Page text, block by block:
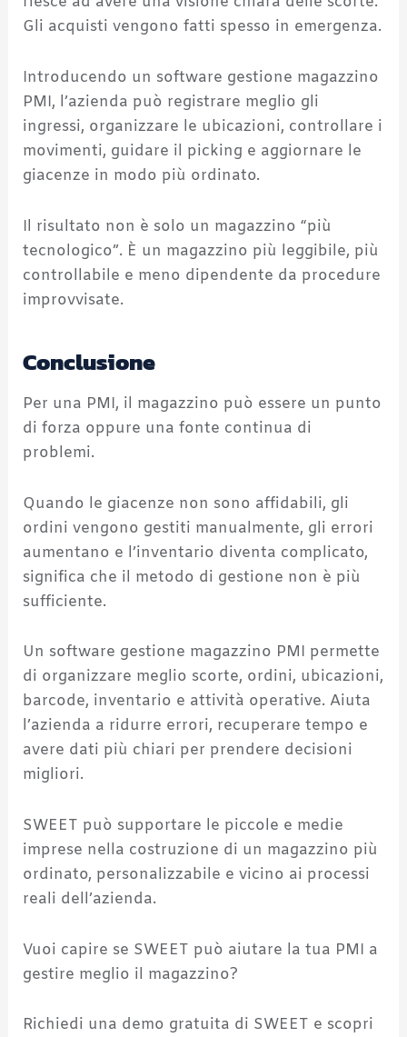
Gli acquisti vengono fatti spesso in emergenza.
Introducendo un software gestione magazzino
PMI, l’azienda può registrare meglio gli
ingressi, organizzare le ubicazioni, controllare i
movimenti, guidare il picking e aggiornare le
giacenze in modo più ordinato.
Il risultato non è solo un magazzino “più
tecnologico”. È un magazzino più leggibile, più
controllabile e meno dipendente da procedure
improvvisate.
Conclusione
Per una PMI, il magazzino può essere un punto
di forza oppure una fonte continua di
problemi.
Quando le giacenze non sono affidabili, gli
ordini vengono gestiti manualmente, gli errori
aumentano e l’inventario diventa complicato,
significa che il metodo di gestione non è più
sufficiente.
Un software gestione magazzino PMI permette
di organizzare meglio scorte, ordini, ubicazioni,
barcode, inventario e attività operative. Aiuta
l’azienda a ridurre errori, recuperare tempo e
avere dati più chiari per prendere decisioni
migliori.
SWEET può supportare le piccole e medie
imprese nella costruzione di un magazzino più
ordinato, personalizzabile e vicino ai processi
reali dell’azienda.
Vuoi capire se SWEET può aiutare la tua PMI a
gestire meglio il magazzino?
Richiedi una demo gratuita di SWEET e scopri